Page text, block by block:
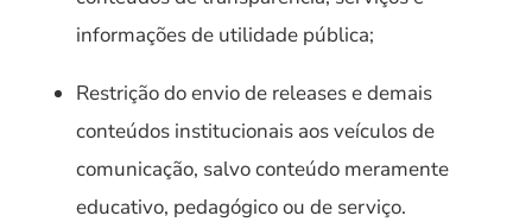
informações de utilidade pública;
Restrição do envio de releases e demais
conteúdos institucionais aos veículos de
comunicação, salvo conteúdo meramente
educativo, pedagógico ou de serviço.